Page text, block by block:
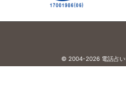
© 2004-2026 電話占